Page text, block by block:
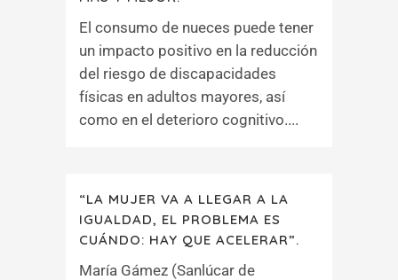
El consumo de nueces puede tener
un impacto positivo en la reducción
del riesgo de discapacidades
físicas en adultos mayores, así
como en el deterioro cognitivo....
“LA MUJER VA A LLEGAR A LA
IGUALDAD, EL PROBLEMA ES
CUÁNDO: HAY QUE ACELERAR”.
María Gámez (Sanlúcar de